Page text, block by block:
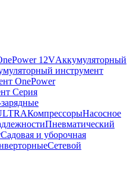
12VАккумуляторный
инструмент
OnePower
Серия
КомпрессорыНасосное
Пневматический
Садовая и уборочная
Сетевой